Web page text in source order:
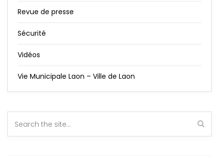
Revue de presse
Sécurité
Vidéos
Vie Municipale Laon – Ville de Laon